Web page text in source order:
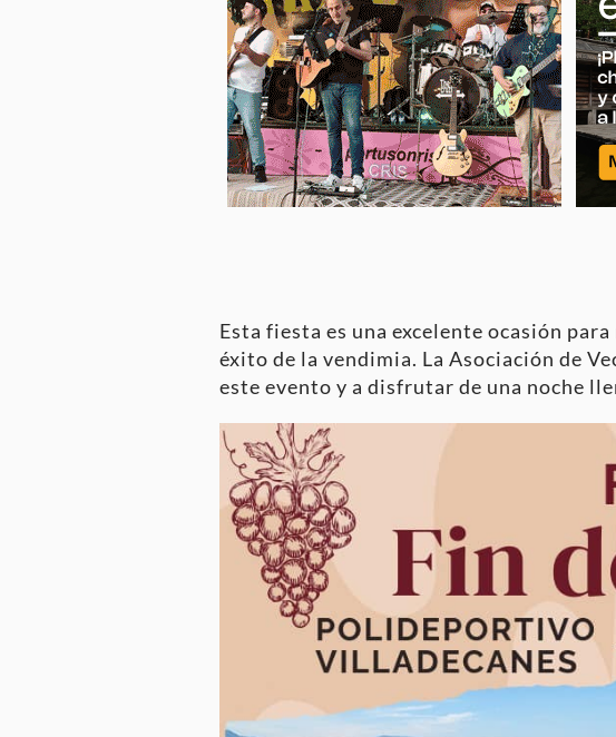
Esta fiesta es una excelente ocasión
éxito de la vendimia. La Asociación de
este evento y a disfrutar de una noche